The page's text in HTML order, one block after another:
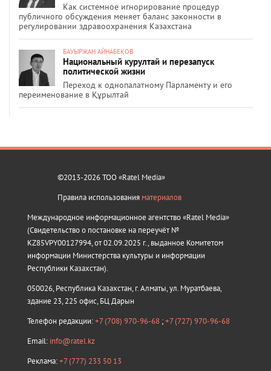
Как системное игнорирование процедур
публичного обсуждения меняет баланс законности в
регулировании здравоохранения Казахстана
БАУЫРЖАН АЙНАБЕКОВ
Национальный курултай и перезапуск
политической жизни
Переход к однопалатному Парламенту и его
переименование в Құрылтай
©2013-2026 ТОО «Ratel Media»
Правила использования материалов
Международное информационное агентство «Ratel Media»
(Свидетельство о постановке на переучёт №
KZ85VPY00127994, от 02.09.2025 г., выданное Комитетом
информации Министерства культуры и информации
Республики Казахстан).
050026, Республика Казахстан, г. Алматы, ул. Муратбаева,
здание 23, 225 офис, БЦ Дарын
Телефон редакции:+7 (708) 970-96-68 ;+7 (727) 970-96-68
Email: info@ratel.kz
Реклама:+7 (777) 233 50 13